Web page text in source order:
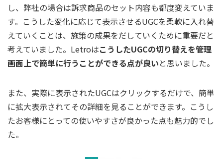
し、弊社の場合は訴求商品のセット内容も都度変えていま
す。こうした変化に応じて表示させるUGCを柔軟に入れ替
えていくことは、施策の成果をだしていくために重要だと
考えていました。LetroはこうしたUGCの切り替えを管理
画面上で簡単に行うことができる点が良いと思いました。
また、実際に表示されたUGCはクリックするだけで、簡単
に拡大表示されてその詳細を見ることができます。こうし
たお客様にとっての使いやすさが良かった点も魅力的でし
た。